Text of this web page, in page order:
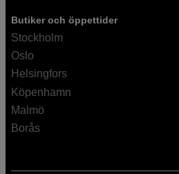
Butiker och öppettider
Stockholm
Oslo
Helsingfors
Köpenhamn
Malmö
Borås